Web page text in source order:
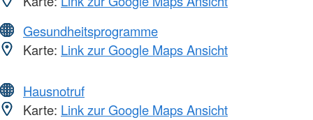
Gesundheitsprogramme
Karte: Link zur Google Maps Ansicht
Hausnotruf
Karte: Link zur Google Maps Ansicht